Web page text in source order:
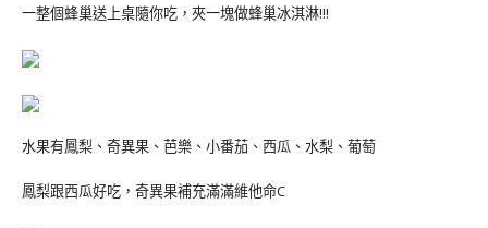
一整個蜂巢送上桌隨你吃，夾一塊做蜂巢冰淇淋!!!
水果有鳳梨、奇異果、芭樂、小番茄、西瓜、水梨、葡萄
鳳梨跟西瓜好吃，奇異果補充滿滿維他命C